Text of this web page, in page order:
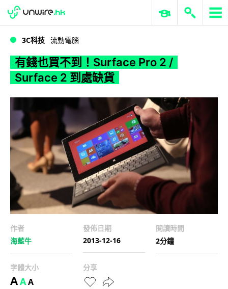
WWDC 2026 ERP 與商業 AI
3C科技 流動電腦
有錢也買不到！Surface Pro 2 /
Surface 2 到處缺貨
作者
海藍牛
發佈日期
2013-12-16
閱讀時間
2分鐘
字體大小
AAA
分享